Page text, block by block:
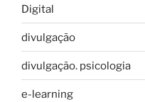
Digital
divulgação
divulgação. psicologia
e-learning